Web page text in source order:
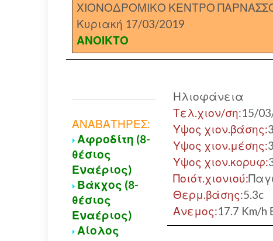
ΧΙΟΝΟΔΡΟΜΙΚΟ ΚΕΝΤΡΟ
Κυριακή 17/03/2019
ΑΝΟΙΚΤΟ
ΑΝΑΒΑΤΗΡΕΣ:
Αφροδίτη (8-
θέσιος
Εναέριος)
Βάκχος (8-
θέσιος
Εναέριος)
Αίολος
Ηλιοφάνεια
Τελ.χιον/ση:15/
Υψος χιον.βάσης:
Υψος χιον.μέσης:
Υψος χιον.κορυφ:
Ποιότ.χιονιού:
Θερμ.βάσης:5.3c
Ανεμος:17.7 Km/h